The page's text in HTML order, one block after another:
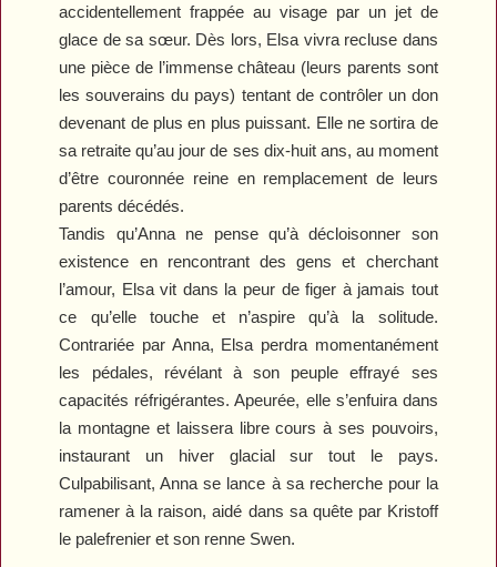
accidentellement frappée au visage par un jet de
glace de sa sœur. Dès lors, Elsa vivra recluse dans
une pièce de l’immense château (leurs parents sont
les souverains du pays) tentant de contrôler un don
devenant de plus en plus puissant. Elle ne sortira de
sa retraite qu’au jour de ses dix-huit ans, au moment
d’être couronnée reine en remplacement de leurs
parents décédés.
Tandis qu’Anna ne pense qu’à décloisonner son
existence en rencontrant des gens et cherchant
l’amour, Elsa vit dans la peur de figer à jamais tout
ce qu’elle touche et n’aspire qu’à la solitude.
Contrariée par Anna, Elsa perdra momentanément
les pédales, révélant à son peuple effrayé ses
capacités réfrigérantes. Apeurée, elle s’enfuira dans
la montagne et laissera libre cours à ses pouvoirs,
instaurant un hiver glacial sur tout le pays.
Culpabilisant, Anna se lance à sa recherche pour la
ramener à la raison, aidé dans sa quête par Kristoff
le palefrenier et son renne Swen.